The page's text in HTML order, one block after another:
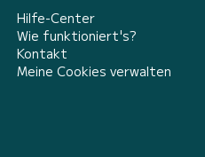
Hilfe-Center
Wie funktioniert's?
Kontakt
Meine Cookies verwalten